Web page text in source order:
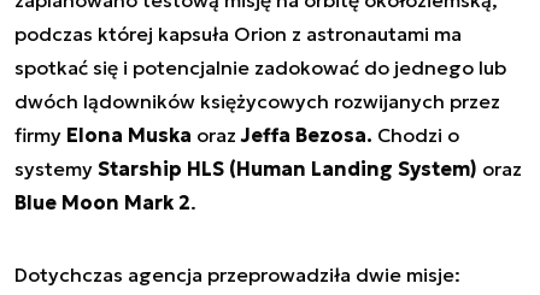
podczas której kapsuła Orion z astronautami ma
spotkać się i potencjalnie zadokować do jednego lub
dwóch lądowników księżycowych rozwijanych przez
firmy Elona Muska orazJeffa Bezosa. Chodzi o
systemy Starship HLS (Human Landing System) oraz
Blue Moon Mark 2.
Dotychczas agencja przeprowadziła dwie misje: